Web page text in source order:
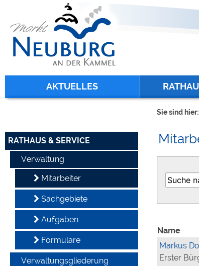
zur Navigation oder zur Startseitespringen.
AKTUELLES
RATHAUS & SERVICE
Verwaltung
Mitarbeiter
Sachgebiete
Aufgaben
Formulare
Verwaltungsgliederung
Sie sind hier:
Name
Markus
Erster